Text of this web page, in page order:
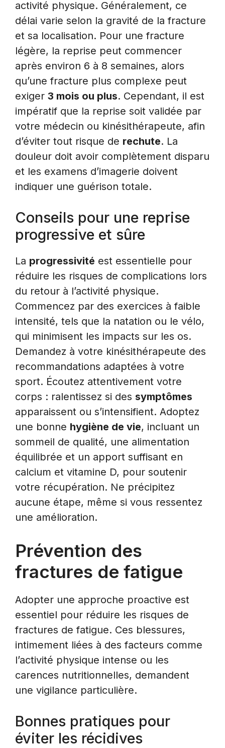
activité physique. Généralement, ce
délai varie selon la gravité de la fracture
et sa localisation. Pour une fracture
légère, la reprise peut commencer
après environ 6 à 8 semaines, alors
qu’une fracture plus complexe peut
exiger 3 mois ou plus. Cependant, il est
impératif que la reprise soit validée par
votre médecin ou kinésithérapeute, afin
d’éviter tout risque de rechute. La
douleur doit avoir complètement disparu
et les examens d’imagerie doivent
indiquer une guérison totale.
Conseils pour une reprise
progressive et sûre
La progressivité est essentielle pour
réduire les risques de complications lors
du retour à l’activité physique.
Commencez par des exercices à faible
intensité, tels que la natation ou le vélo,
qui minimisent les impacts sur les os.
Demandez à votre kinésithérapeute des
recommandations adaptées à votre
sport. Écoutez attentivement votre
corps : ralentissez si des symptômes
apparaissent ou s’intensifient. Adoptez
une bonne hygiène de vie, incluant un
sommeil de qualité, une alimentation
équilibrée et un apport suffisant en
calcium et vitamine D, pour soutenir
votre récupération. Ne précipitez
aucune étape, même si vous ressentez
une amélioration.
Prévention des
fractures de fatigue
Adopter une approche proactive est
essentiel pour réduire les risques de
fractures de fatigue. Ces blessures,
intimement liées à des facteurs comme
l’activité physique intense ou les
carences nutritionnelles, demandent
une vigilance particulière.
Bonnes pratiques pour
éviter les récidives